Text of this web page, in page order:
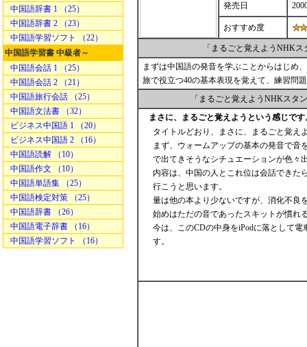
中国語辞書 1 （25）
中国語辞書 2 （23）
中国語学習ソフト （22）
中国語学習書 中級者～
中国語会話 1 （25）
中国語会話 2 （21）
中国語旅行会話 （25）
中国語文法書 （32）
ビジネス中国語 1 （20）
ビジネス中国語 2 （16）
中国語読解 （10）
中国語作文 （10）
中国語単語集 （25）
中国語検定対策 （25）
中国語辞書 （26）
中国語電子辞書 （16）
中国語学習ソフト （16）
発売日
おすすめ度
「まるごと覚えようNHK
まずは中国語の発音を学ぶことからはじめ
旅で役立つ40の基本表現を覚えて、練習問
「まるごと覚えようNHKス
まさに、まるごと覚えようという感じです
タイトルどおり、まさに、まるごと覚え
まず、ウォームアップの基本の発音で音
で出てきそうなシチュエーションが色
内容は、中国の人とこれ位は会話できた
行こうと思います。
量は他の本より少ないですが、消化不良
始めはただの音であったスキットが慣
今は、このCDの中身をiPodに落として
す。